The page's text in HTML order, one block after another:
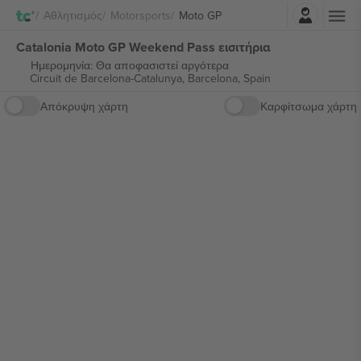
Αθλητισμός Motorsports Moto GPΣύνδεση
Catalonia Moto GP Weekend Pass εισιτήρια
Ημερομηνία: Θα αποφασιστεί αργότερα
Circuit de Barcelona-Catalunya, Barcelona, Spain
Απόκρυψη χάρτη
Καρφίτσωμα χάρτη